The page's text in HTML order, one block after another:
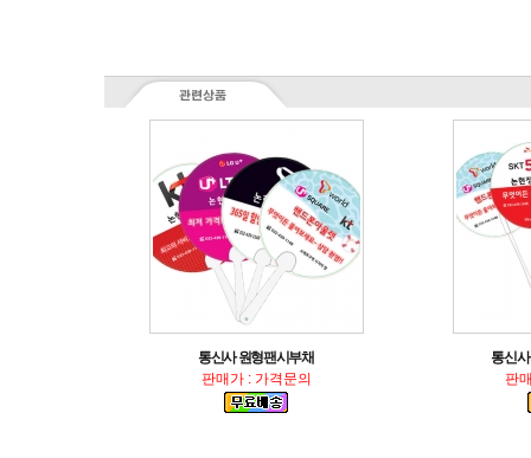
통신사 원형팬시부채
판매가 : 가격문의
통신사
판